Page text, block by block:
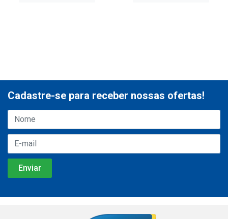
Cadastre-se para receber nossas ofertas!